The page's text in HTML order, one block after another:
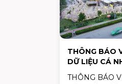
THÔNG BÁO
DỮ LIỆU CÁ
THÔNG BÁO